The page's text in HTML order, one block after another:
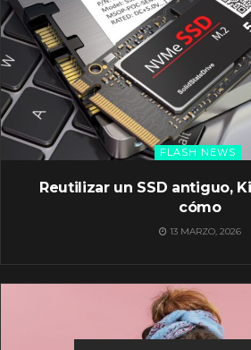
FLASH NEWS
Reutilizar un SSD antiguo,
cómo
13 MARZO, 2026